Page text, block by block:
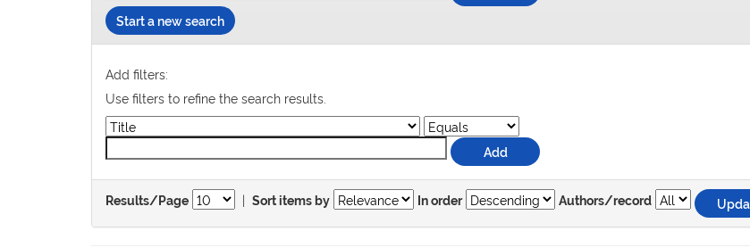
Start a new search
Add filters:
Use filters to refine the search results.
Results/Page | Sort items by In order Authors/record